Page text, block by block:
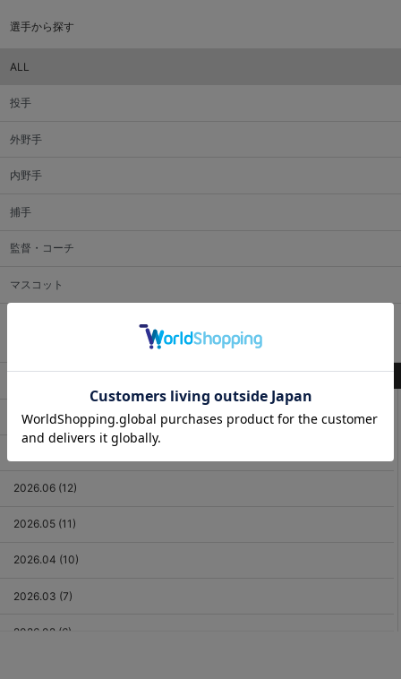
選手から探す
ALL
投手
外野手
内野手
捕手
監督・コーチ
マスコット
2026.08 (3)
2026.06 (12)
2026.05 (11)
2026.04 (10)
2026.03 (7)
2026.02 (6)